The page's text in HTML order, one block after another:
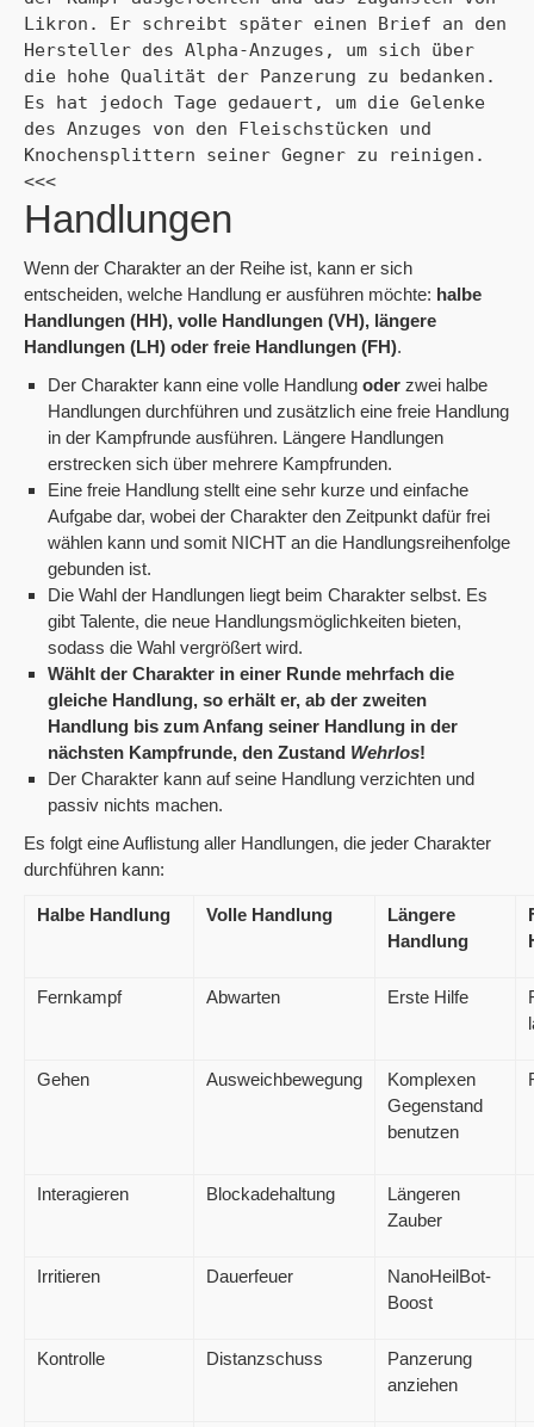
Likron. Er schreibt später einen Brief an den
Hersteller des Alpha-Anzuges, um sich über
die hohe Qualität der Panzerung zu bedanken.
Es hat jedoch Tage gedauert, um die Gelenke
des Anzuges von den Fleischstücken und
Knochensplittern seiner Gegner zu reinigen.
<<<
Handlungen
Wenn der Charakter an der Reihe ist, kann er sich
entscheiden, welche Handlung er ausführen möchte: halbe
Handlungen (HH), volle Handlungen (VH), längere
Handlungen (LH) oder freie Handlungen (FH).
Der Charakter kann eine volle Handlung oder zwei halbe
Handlungen durchführen und zusätzlich eine freie Handlung
in der Kampfrunde ausführen. Längere Handlungen
erstrecken sich über mehrere Kampfrunden.
Eine freie Handlung stellt eine sehr kurze und einfache
Aufgabe dar, wobei der Charakter den Zeitpunkt dafür frei
wählen kann und somit NICHT an die Handlungsreihenfolge
gebunden ist.
Die Wahl der Handlungen liegt beim Charakter selbst. Es
gibt Talente, die neue Handlungsmöglichkeiten bieten,
sodass die Wahl vergrößert wird.
Wählt der Charakter in einer Runde mehrfach die
gleiche Handlung, so erhält er, ab der zweiten
Handlung bis zum Anfang seiner Handlung in der
nächsten Kampfrunde, den Zustand Wehrlos!
Der Charakter kann auf seine Handlung verzichten und
passiv nichts machen.
Es folgt eine Auflistung aller Handlungen, die jeder Charakter
durchführen kann:
Halbe Handlung Volle Handlung
Längere
Handlung
Fernkampf Abwarten Erste Hilfe
Gehen Ausweichbewegung
Komplexen
Gegenstand
benutzen
Interagieren Blockadehaltung
Längeren
Zauber
Irritieren Dauerfeuer
NanoHeilBot-
Boost
Kontrolle Distanzschuss
Panzerung
anziehen